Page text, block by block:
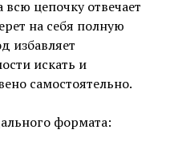
цепочку отвечает
на себя полную
избавляет
искать и
самостоятельно.
формата: